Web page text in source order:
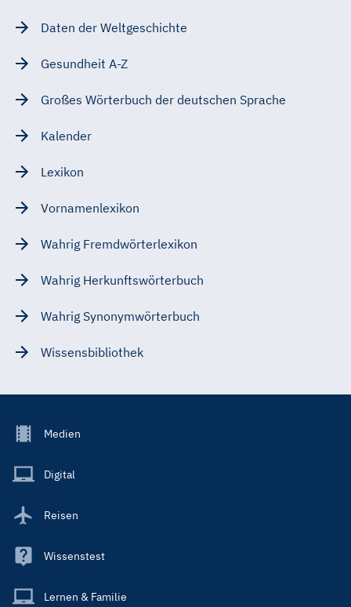
Daten der Weltgeschichte
Gesundheit A-Z
Großes Wörterbuch der deutschen Sprache
Kalender
Lexikon
Vornamenlexikon
Wahrig Fremdwörterlexikon
Wahrig Herkunftswörterbuch
Wahrig Synonymwörterbuch
Wissensbibliothek
Footer
Main
Medien
Digital
Reisen
Wissenstest
Lernen & Familie